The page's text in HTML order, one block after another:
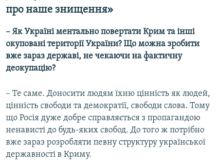
про наше знищення»
– Як Україні ментально повертати Крим та інші
окуповані території України? Що можна зробити
вже зараз державі, не чекаючи на фактичну
деокупацію?
– Те саме. Доносити людям їхню цінність як людей,
цінність свободи та демократії, свободи слова. Тому
що Росія дуже добре справляється з пропагандою
ненависті до будь-яких свобод. До того ж потрібно
вже зараз розробляти певну структуру української
державності в Криму.